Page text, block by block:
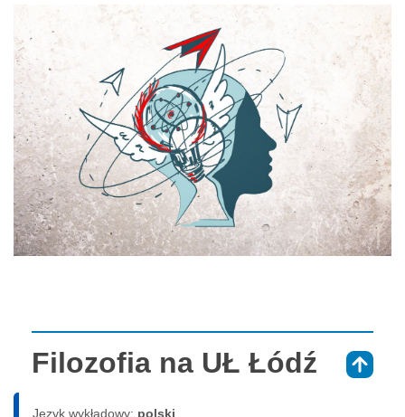
Filozofia na UŁ Łódź
Język wykładowy: polski